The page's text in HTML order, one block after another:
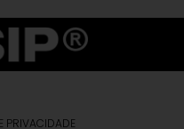
PRIVACIDADE